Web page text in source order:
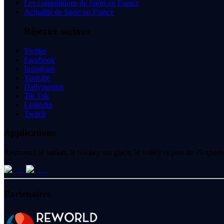
Les compétitions de Sport en France
Actualité de Sport en France
Réseaux sociaux
Twitter
Facebook
Instagram
Youtube
Dailymotion
Tik Tok
Linkedin
Twitch
Applications
Retrouvez le basket, le hockey sur glace, le volley et plus de 70
Partenaires